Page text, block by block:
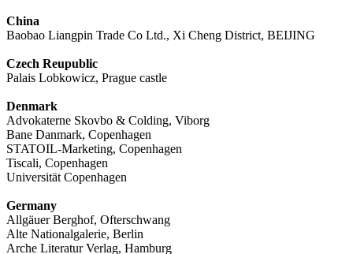
China
Baobao Liangpin Trade Co Ltd., Xi Cheng District, BEIJING
Czech Reupublic
Palais Lobkowicz, Prague castle
Denmark
Advokaterne Skovbo & Colding, Viborg
Bane Danmark, Copenhagen
STATOIL-Marketing, Copenhagen
Tiscali, Copenhagen
Universität Copenhagen
Germany
Allgäuer Berghof, Ofterschwang
Alte Nationalgalerie, Berlin
Arche Literatur Verlag, Hamburg